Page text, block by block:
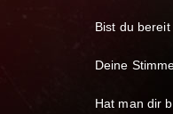
Bist du
Deine
Hat man dir